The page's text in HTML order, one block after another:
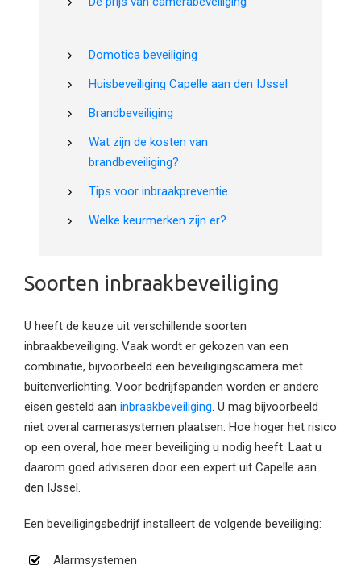
Domotica beveiliging
Huisbeveiliging Capelle aan den IJssel
Brandbeveiliging
Wat zijn de kosten van
brandbeveiliging?
Tips voor inbraakpreventie
Welke keurmerken zijn er?
Soorten inbraakbeveiliging
U heeft de keuze uit verschillende soorten
inbraakbeveiliging. Vaak wordt er gekozen van een
combinatie, bijvoorbeeld een beveiligingscamera met
buitenverlichting. Voor bedrijfspanden worden er andere
eisen gesteld aan inbraakbeveiliging. U mag bijvoorbeeld
niet overal camerasystemen plaatsen. Hoe hoger het risico
op een overal, hoe meer beveiliging u nodig heeft. Laat u
daarom goed adviseren door een expert uit Capelle aan
den IJssel.
Een beveiligingsbedrijf installeert de volgende beveiliging:
Alarmsystemen